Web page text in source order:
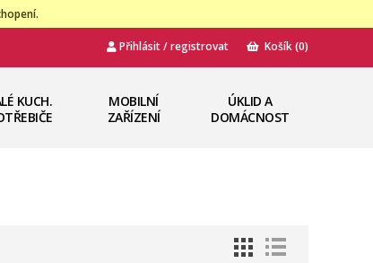
Přihlásit / registrovat Košík(0)
KUCH.
MOBILNÍ
ZAŘÍZENÍ
ÚKLID A
DOMÁCNOST